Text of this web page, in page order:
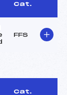
Cat.
FFS
Cat.